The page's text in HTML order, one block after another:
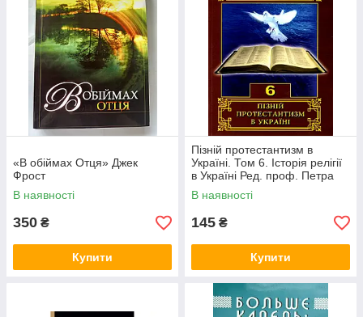
«В обіймах Отця» Джек
Фрост
В наявності
350 ₴
Купити
Пізній протестантизм в
Україні. Том 6. Історія релігії
в Україні Ред. проф. Петра
Яроцького
В наявності
145 ₴
Купити